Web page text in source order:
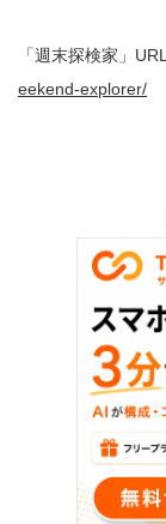
「週末探検家」URL
eekend-explorer/